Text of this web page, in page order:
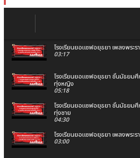
โรงเรียนยอแซฟอยุธยา เพลงพร
03:17
โรงเรียนยอแซฟอยุธยา ชั้นมัธยม
ทุ่งหญิง
05:18
โรงเรียนยอแซฟอยุธยา ชั้นมัธยม
ทุ่งชาย
04:30
โรงเรียนยอแซฟอยุธยา เพลงพระ
03:00